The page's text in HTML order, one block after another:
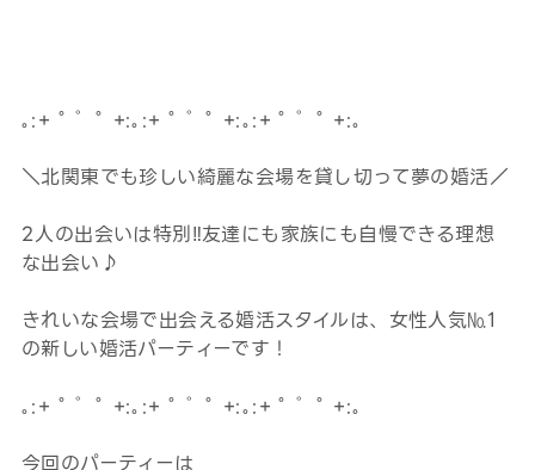
｡:+ ﾟ ゜ﾟ +:｡:+ ﾟ ゜ﾟ +:｡:+ ﾟ ゜ﾟ +:｡
＼北関東でも珍しい綺麗な会場を貸し切って夢の婚活／
2人の出会いは特別‼友達にも家族にも自慢できる理想
な出会い♪
きれいな会場で出会える婚活スタイルは、女性人気№1
の新しい婚活パーティーです！
｡:+ ﾟ ゜ﾟ +:｡:+ ﾟ ゜ﾟ +:｡:+ ﾟ ゜ﾟ +:｡
今回のパーティーは